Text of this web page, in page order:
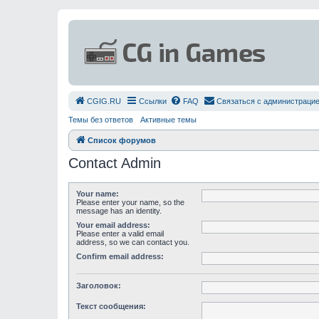
СGIG.RU Ссылки FAQ Связаться с
Темы без ответов Активные темы
Список форумов
Contact Admin
Your name:
Please enter your name, so the
message has an identity.
Your email address:
Please enter a valid email
address, so we can contact you.
Confirm email address:
Заголовок:
Текст сообщения: